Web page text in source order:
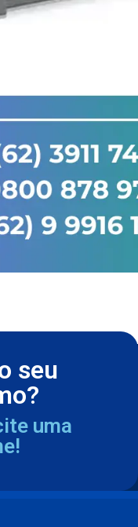
seu
uma